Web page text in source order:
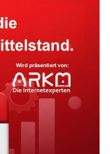
Neigungen